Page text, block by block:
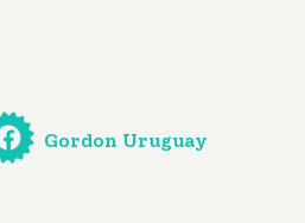
Gordon Uruguay